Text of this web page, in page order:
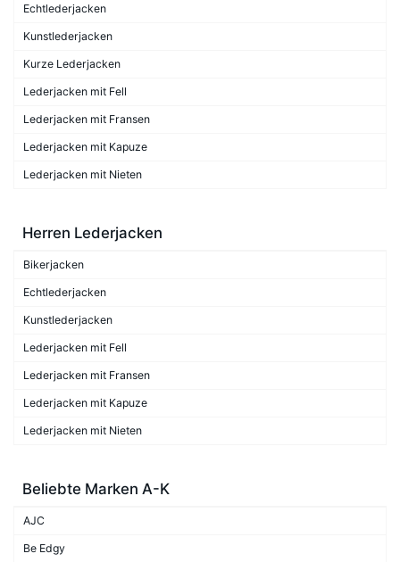
Echtlederjacken
Kunstlederjacken
Kurze Lederjacken
Lederjacken mit Fell
Lederjacken mit Fransen
Lederjacken mit Kapuze
Lederjacken mit Nieten
Herren Lederjacken
Bikerjacken
Echtlederjacken
Kunstlederjacken
Lederjacken mit Fell
Lederjacken mit Fransen
Lederjacken mit Kapuze
Lederjacken mit Nieten
Beliebte Marken A-K
AJC
Be Edgy